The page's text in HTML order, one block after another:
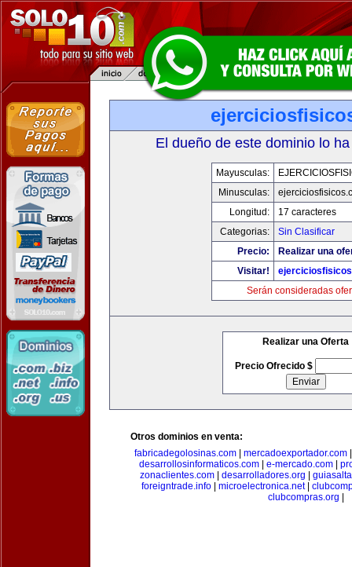
El dueño de este dominio lo
Mayusculas:
Minusculas:
Longitud:
17 caracteres
Categorias:
Sin Clasificar
Precio:
Realizar una
Visitar!
Serán consideradas
Realizar una Oferta
Precio Ofrecido $
Otros dominios en venta:
fabricadegolosinas.com
mercadoexportador.com
desarrollosinformaticos.com| e-mercado.com|
zonaclientes.com| desarrolladores.org
foreigntrade.info
microelectronica.net|
clubcompras.org